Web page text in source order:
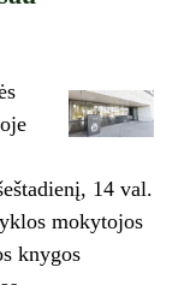
14 val.
mokytojos
knygos